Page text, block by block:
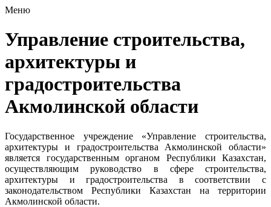
Меню
Управление строительства,
архитектуры и
градостроительства
Акмолинской области
Государственное учреждение «Управление строительства,
архитектуры и градостроительства Акмолинской области»
является государственным органом Республики Казахстан,
осуществляющим руководство в сфере строительства,
архитектуры и градостроительства в соответствии с
законодательством Республики Казахстан на территории
Акмолинской области.